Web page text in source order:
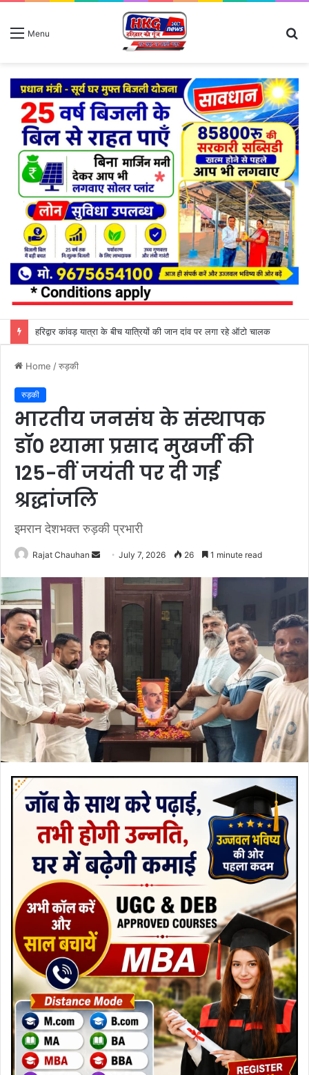
Menu
Home /रुड़की
रुड़की
भारतीय जनसंघ के संस्थापक
डॉ० श्यामा प्रसाद मुखर्जी की
125-वीं जयंती पर दी गई
श्रद्धांजलि
इमरान देशभक्त रुड़की प्रभारी
Rajat Chauhan
Send July 7, 2026 26 1 minute read